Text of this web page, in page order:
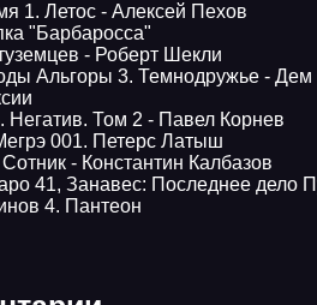
1. Летос - Алексей Пехов
"Барбаросса"
- Роберт Шекли
Альгоры 3. Темнодружье - Дем
Негатив. Том 2 - Павел Корнев
001. Петерс Латыш
- Константин Калбазов
41, Занавес: Последнее дело
4. Пантеон